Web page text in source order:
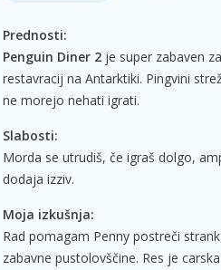
Prednosti:
Penguin Diner 2 je super zabaven
restavracij na Antarktiki. Pingvini
ne morejo nehati igrati.
Slabosti:
Morda se utrudiš, če igraš dolgo,
dodaja izziv.
Moja izkušnja:
Rad pomagam Penny postreči
zabavne pustolovščine. Res je